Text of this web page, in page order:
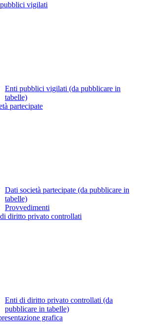
vigilati
Enti pubblici vigilati (da pubblicare in
tabelle)
partecipate
Dati società partecipate (da pubblicare in
tabelle)
Provvedimenti
diritto privato controllati
Enti di diritto privato controllati (da
pubblicare in tabelle)
grafica